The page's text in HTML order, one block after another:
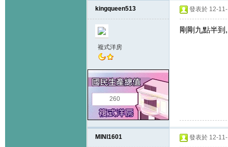
kingqueen513
複式洋房
260
發表於 12-
剛剛九點半
MINI1601 發表於 12-